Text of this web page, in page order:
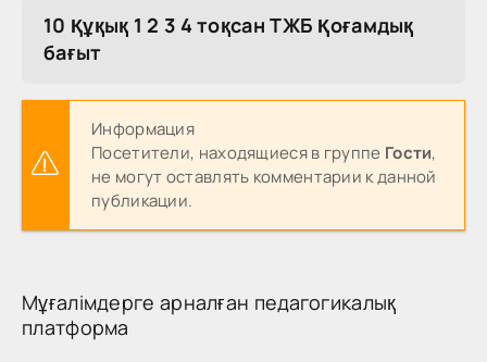
10 Құқық 1 2 3 4 тоқсан ТЖБ Қоғамдық
бағыт
Информация
Посетители, находящиеся в группе Гости,
не могут оставлять комментарии к данной
публикации.
Мұғалімдерге арналған педагогикалық
платформа